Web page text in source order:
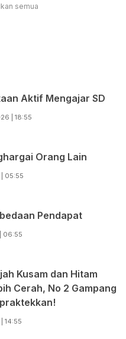
semua
Aktif Mengajar SD
| 18:55
Orang Lain
05:55
Pendapat
06:55
Kusam dan Hitam
Cerah, No 2 Gampang
14:55